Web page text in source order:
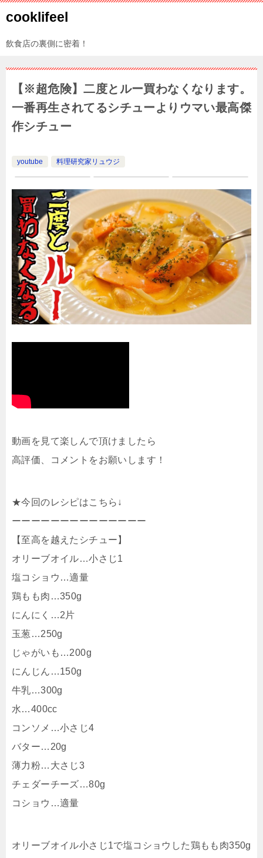
cooklifeel
飲食店の裏側に密着！
【※超危険】二度とルー買わなくなります。
一番再生されてるシチューよりウマい最高傑
作シチュー
youtube 料理研究家リュウジ
動画を見て楽しんで頂けましたら
高評価、コメントをお願いします！
★今回のレシピはこちら↓
ーーーーーーーーーーーーーー
【至高を越えたシチュー】
オリーブオイル…小さじ1
塩コショウ…適量
鶏もも肉…350g
にんにく…2片
玉葱…250g
じゃがいも…200g
にんじん…150g
牛乳…300g
水…400cc
コンソメ…小さじ4
バター…20g
薄力粉…大さじ3
チェダーチーズ…80g
コショウ…適量
オリーブオイル小さじ1で塩コショウした鶏もも肉350g